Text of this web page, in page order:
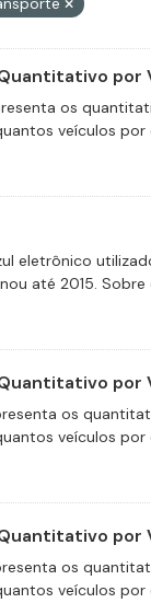
por
os
veículos por
eletrônico
até 2015. Sobre
por
os
veículos por
por
os
veículos por